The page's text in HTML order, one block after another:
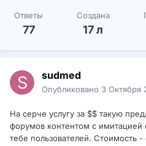
Ответы
77
Создана
17 л
sudmed
Опубликовано 3 Октября
На серче услугу за $$ такую
форумов контентом с
тебе пользователей. Стоимость -